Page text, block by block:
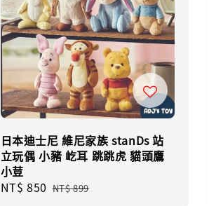
日本迪士尼 維尼家族 stanDs 站
立玩偶 小豬 屹耳 跳跳虎 貓頭鷹
小荳
Sale
NT$ 850 Regular
NT$ 899